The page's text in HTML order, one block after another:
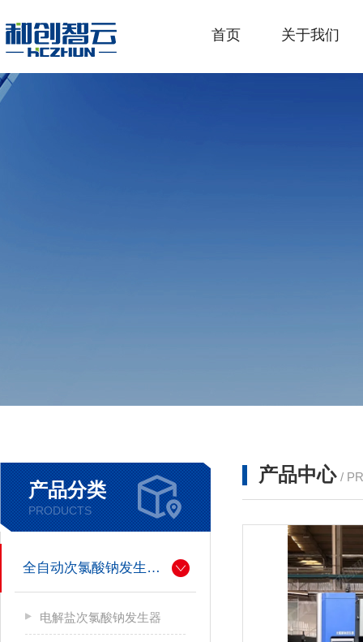
首页 关于我们
产品分类
PRODUCTS
全自动次氯酸钠发生器厂家
电解盐次氯酸钠发生器
产品中心 /